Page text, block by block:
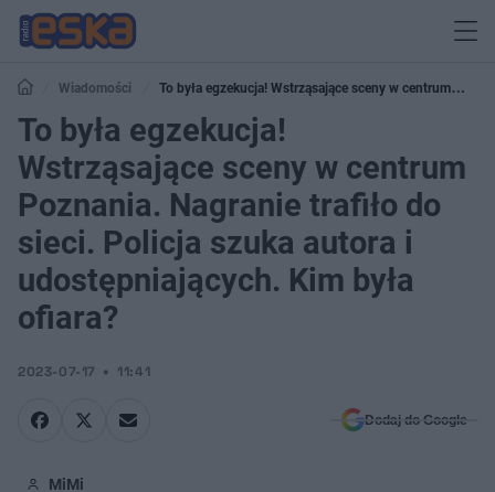
Wiadomości
To była egzekucja! Wstrząsające sceny w centrum
Poznania. Nagranie trafiło do sieci. Policja szuka autora i udostępniających.
Kim była ofiara?
To była egzekucja!
Wstrząsające sceny w centrum
Poznania. Nagranie trafiło do
sieci. Policja szuka autora i
udostępniających. Kim była
ofiara?
2023-07-17 11:41
Dodaj do Google
MiMi